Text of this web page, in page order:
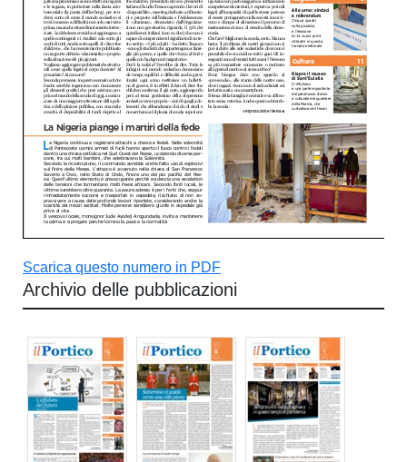
Scarica questo numero in PDF
Archivio delle pubblicazioni